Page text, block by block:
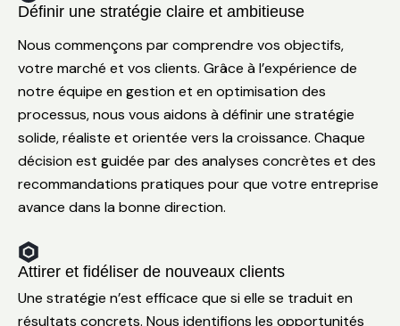
Définir une stratégie claire et ambitieuse
Nous commençons par comprendre vos objectifs,
votre marché et vos clients. Grâce à l’expérience de
notre équipe en gestion et en optimisation des
processus, nous vous aidons à définir une stratégie
solide, réaliste et orientée vers la croissance. Chaque
décision est guidée par des analyses concrètes et des
recommandations pratiques pour que votre entreprise
avance dans la bonne direction.
Attirer et fidéliser de nouveaux clients
Une stratégie n’est efficace que si elle se traduit en
résultats concrets. Nous identifions les opportunités